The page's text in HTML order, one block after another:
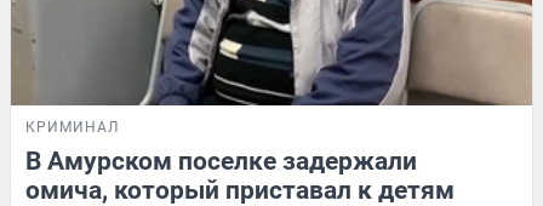
КРИМИНАЛ
В Амурском поселке задержали
омича, который приставал к детям